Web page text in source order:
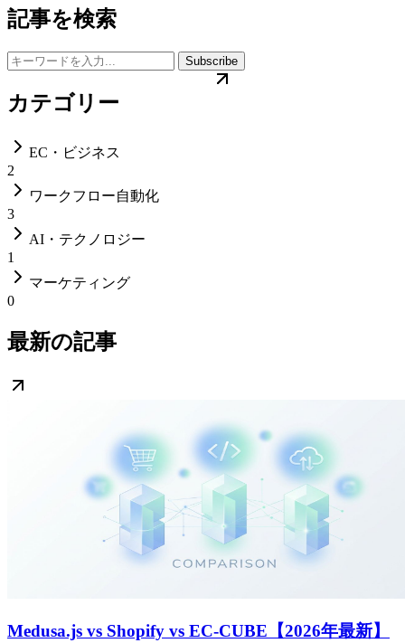
記事を検索
Subscribe
カテゴリー
EC・ビジネス
2
ワークフロー自動化
3
AI・テクノロジー
1
マーケティング
0
最新の記事
Medusa.js vs Shopify vs EC-CUBE【2026年最新】